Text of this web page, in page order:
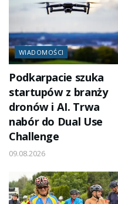
WIADOMOŚCI
Podkarpacie szuka
startupów z branży
dronów i AI. Trwa
nabór do Dual Use
Challenge
09.08.2026